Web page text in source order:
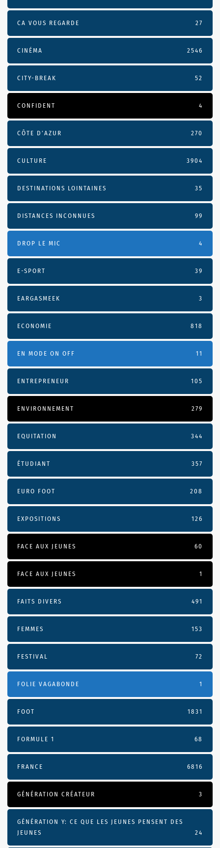
CA VOUS REGARDE 27
CINÉMA 2546
CITY-BREAK 52
CONFIDENT 4
CÔTE D’AZUR 270
CULTURE 3904
DESTINATIONS LOINTAINES 35
DISTANCES INCONNUES 99
DROP LE MIC 4
E-SPORT 39
EARGASMEEK 3
ECONOMIE 818
EN MODE ON OFF 11
ENTREPRENEUR 105
ENVIRONNEMENT 279
EQUITATION 344
ÉTUDIANT 357
EURO FOOT 208
EXPOSITIONS 126
FACE AUX JEUNES 60
FACE AUX JEUNES 1
FAITS DIVERS 491
FEMMES 153
FESTIVAL 72
FOLIE VAGABONDE 1
FOOT 1831
FORMULE 1 68
FRANCE 6816
GÉNÉRATION CRÉATEUR 3
GÉNÉRATION Y: CE QUE LES JEUNES PENSENT DES
JEUNES
24